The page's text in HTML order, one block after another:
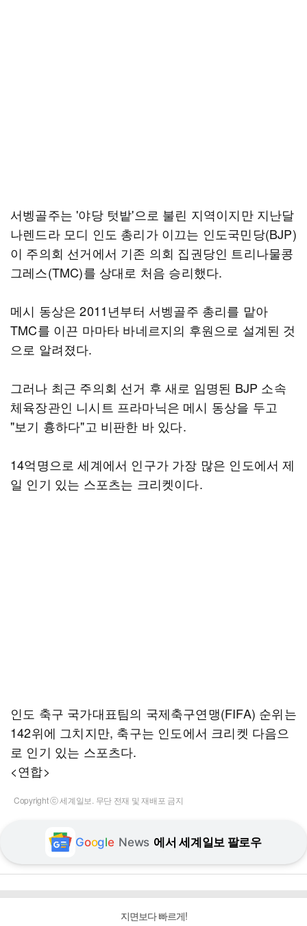
서벵골주는 '야당 텃밭'으로 불린 지역이지만 지난달
나렌드라 모디 인도 총리가 이끄는 인도국민당(BJP)
이 주의회 선거에서 기존 의회 집권당인 트리나물콩
그레스(TMC)를 상대로 처음 승리했다.
메시 동상은 2011년부터 서벵골주 총리를 맡아
TMC를 이끈 마마타 바네르지의 후원으로 설계된 것
으로 알려졌다.
그러나 최근 주의회 선거 후 새로 임명된 BJP 소속
체육장관인 니시트 프라마닉은 메시 동상을 두고
"보기 흉하다"고 비판한 바 있다.
14억명으로 세계에서 인구가 가장 많은 인도에서 제
일 인기 있는 스포츠는 크리켓이다.
인도 축구 국가대표팀의 국제축구연맹(FIFA) 순위는
142위에 그치지만, 축구는 인도에서 크리켓 다음으
로 인기 있는 스포츠다.
<연합>
Copyright ⓒ 세계일보. 무단 전재 및 재배포 금지
Google News 에서 세계일보 팔로우
지면보다 빠르게!